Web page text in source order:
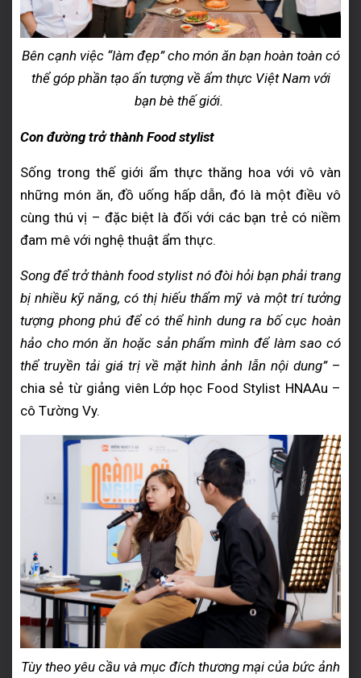
Bên cạnh việc “làm đẹp” cho món ăn bạn hoàn toàn có
thể góp phần tạo ấn tượng về ẩm thực Việt Nam với
bạn bè thế giới.
Con đường trở thành Food stylist
Sống trong thế giới ẩm thực thăng hoa với vô vàn
những món ăn, đồ uống hấp dẫn, đó là một điều vô
cùng thú vị – đặc biệt là đối với các bạn trẻ có niềm
đam mê với nghệ thuật ẩm thực.
Song để trở thành food stylist nó đòi hỏi bạn phải trang
bị nhiều kỹ năng, có thị hiếu thẩm mỹ và một trí tưởng
tượng phong phú để có thể hình dung ra bố cục hoàn
hảo cho món ăn hoặc sản phẩm mình để làm sao có
thể truyền tải giá trị về mặt hình ảnh lẫn nội dung”–
chia sẻ từ giảng viên Lớp học Food Stylist HNAAu –
cô Tường Vy.
Tùy theo yêu cầu và mục đích thương mại của bức ảnh